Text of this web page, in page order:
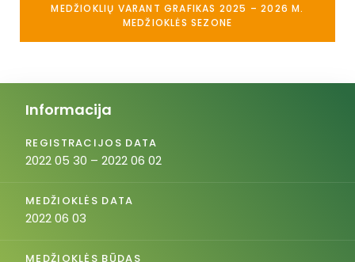
MEDŽIOKLIŲ VARANT GRAFIKAS 2025 – 2026 M.
MEDŽIOKLĖS SEZONE
Informacija
REGISTRACIJOS DATA
2022 05 30 – 2022 06 02
MEDŽIOKLĖS DATA
2022 06 03
MEDŽIOKLĖS BŪDAS